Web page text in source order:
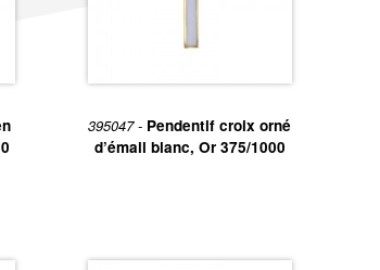
395047 - Pendentif croix orné
d’émail blanc, Or 375/1000